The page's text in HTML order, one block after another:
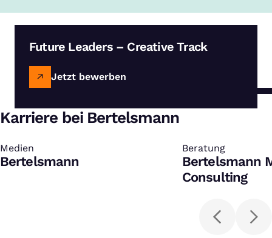
Future Leaders – Creative Track
Jetzt bewerben
Karriere bei Bertelsmann
Medien
:
Bertelsmann
Beratung
:
Bertelsmann
Consulting